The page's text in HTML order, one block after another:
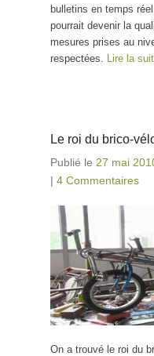
bulletins en temps
pourrait devenir la
mesures prises au
respectées. Lire la
Le roi du brico-
Publié le 27 mai
| 4 Commentaires
On a trouvé le roi du